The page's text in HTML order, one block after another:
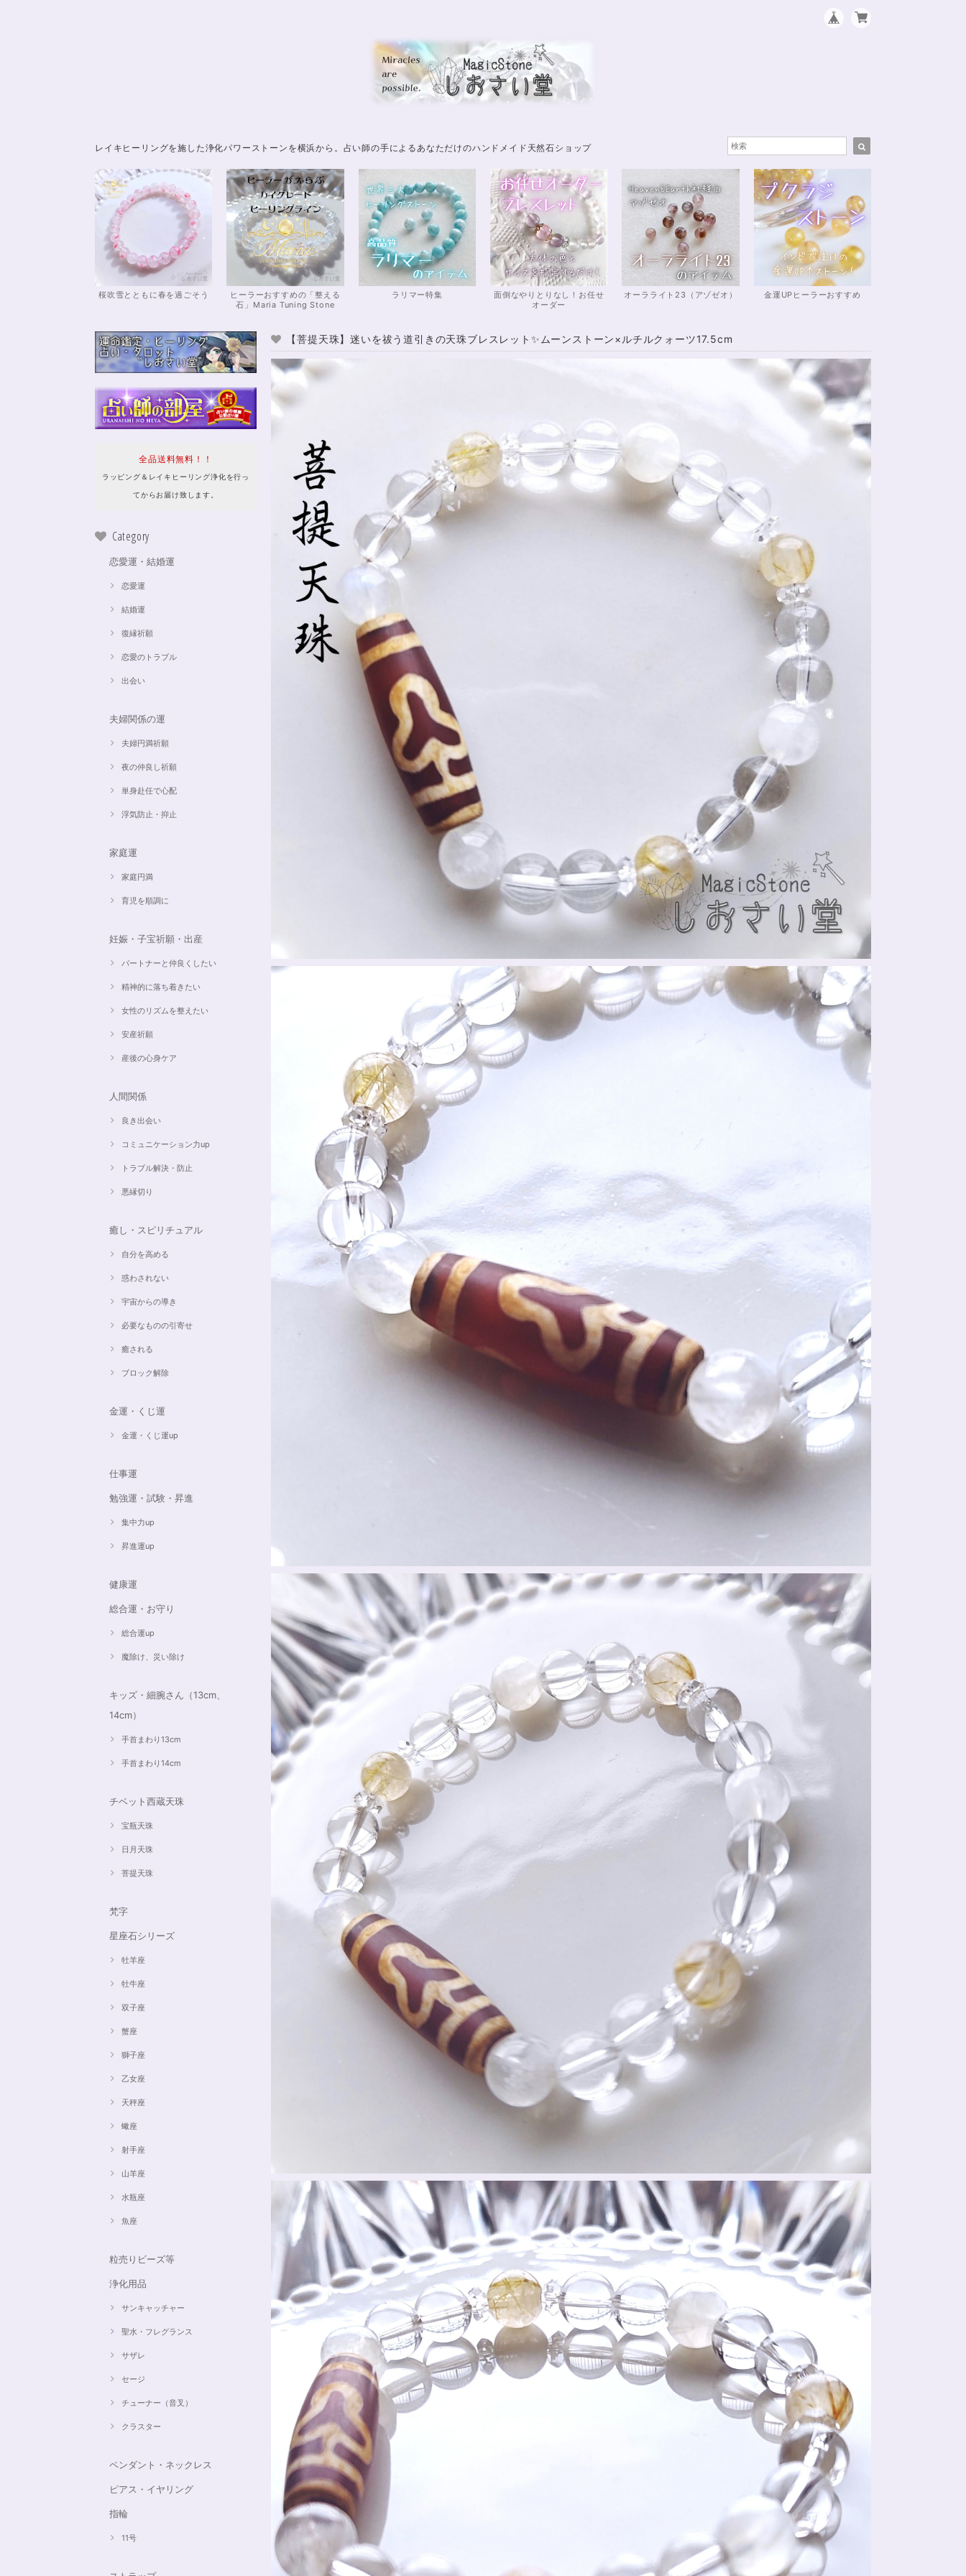
レイキヒーリングを施した浄化パワーストーンを横浜から。占い師の手によるあなただけのハンドメイド天然石ショップ
桜吹雪とともに春を過ごそう
ヒーラーおすすめの「整える
石」Maria Tuning Stone
ラリマー特集
面倒なやりとりなし！お任せ
オーダー
オーラライト23（アゾゼオ） 金運UPヒーラーおすすめ
全品送料無料！！
ラッピング＆レイキヒーリング浄化を行っ
てからお届け致します。
Category
恋愛運・結婚運
恋愛運
結婚運
復縁祈願
恋愛のトラブル
出会い
夫婦関係の運
夫婦円満祈願
夜の仲良し祈願
単身赴任で心配
浮気防止・抑止
家庭運
家庭円満
育児を順調に
妊娠・子宝祈願・出産
パートナーと仲良くしたい
精神的に落ち着きたい
女性のリズムを整えたい
安産祈願
産後の心身ケア
人間関係
良き出会い
コミュニケーション力up
トラブル解決・防止
悪縁切り
癒し・スピリチュアル
自分を高める
惑わされない
宇宙からの導き
必要なものの引寄せ
癒される
ブロック解除
金運・くじ運
金運・くじ運up
仕事運
勉強運・試験・昇進
集中力up
昇進運up
健康運
総合運・お守り
総合運up
魔除け、災い除け
キッズ・細腕さん（13cm、
14cm）
手首まわり13cm
手首まわり14cm
チベット西蔵天珠
宝瓶天珠
日月天珠
菩提天珠
梵字
星座石シリーズ
牡羊座
牡牛座
双子座
蟹座
獅子座
乙女座
天秤座
蠍座
射手座
山羊座
水瓶座
魚座
粒売りビーズ等
浄化用品
サンキャッチャー
聖水・フレグランス
サザレ
セージ
チューナー（音叉）
クラスター
ペンダント・ネックレス
ピアス・イヤリング
指輪
11号
【菩提天珠】迷いを祓う道引きの天珠ブレスレット✨ムーンストーン×ルチルクォーツ17.5cm